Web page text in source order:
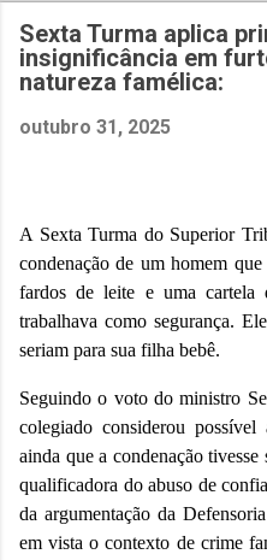
Sexta Turma aplica
insignificância em
natureza famélica:
outubro 31, 2025
A Sexta Turma do Superior
condenação de um homem
fardos de leite e uma cartela
trabalhava como segurança.
seriam para sua filha bebê.
Seguindo o voto do ministro
colegiado considerou possível
ainda que a condenação
qualificadora do abuso de
da argumentação da
em vista o contexto de crime